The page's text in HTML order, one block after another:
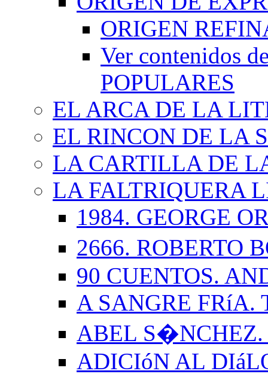
ORIGEN
Ver contenidos
POPULARES
EL ARCA DE LA
EL RINCON DE LA
LA CARTILLA DE
LA FALTRIQUERA
1984. GEORGE
2666. ROBERTO
90 CUENTOS.
A SANGRE FRíA.
ABEL
ADICIóN AL